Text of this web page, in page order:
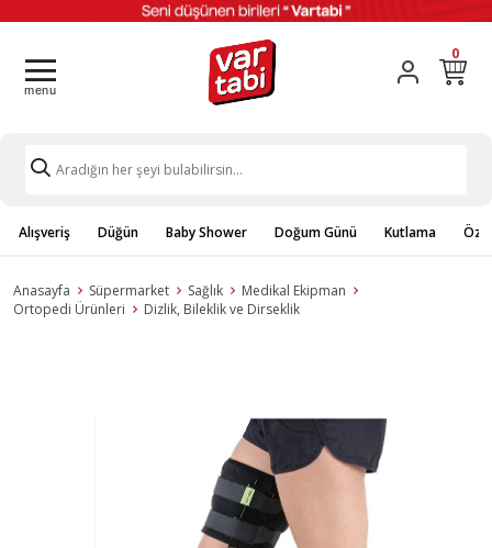
0
Alışveriş Düğün Baby Shower Doğum Günü Kutlama
Anasayfa Süpermarket Sağlık
Medikal Ekipman
Ortopedi Ürünleri
Dizlik, Bileklik ve Dirseklik